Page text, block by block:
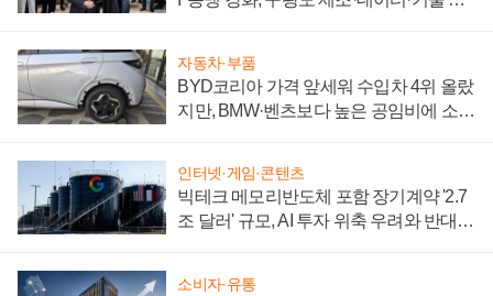
자동차·부품
BYD코리아 가격 앞세워 수입차 4위 올랐
지만, BMW·벤츠보다 높은 공임비에 소비
인터넷·게임·콘텐츠
빅테크 메모리반도체 포함 장기계약 '2.7
조 달러' 규모, AI 투자 위축 우려와 반대
소비자·유통